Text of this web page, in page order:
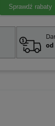
Sprawdź rabaty
od